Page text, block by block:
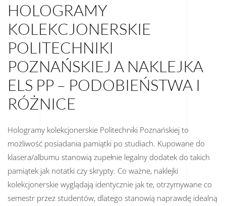
HOLOGRAMY
KOLEKCJONERSKIE
POLITECHNIKI
POZNAŃSKIEJ A NAKLEJKA
ELS PP – PODOBIEŃSTWA I
RÓŻNICE
Hologramy kolekcjonerskie Politechniki Poznańskiej to
możliwość posiadania pamiątki po studiach. Kupowane do
klasera/albumu stanowią zupełnie legalny dodatek do takich
pamiątek jak notatki czy skrypty. Co ważne, naklejki
kolekcjonerskie wyglądają identycznie jak te, otrzymywane co
semestr przez studentów, dlatego stanowią naprawdę idealną